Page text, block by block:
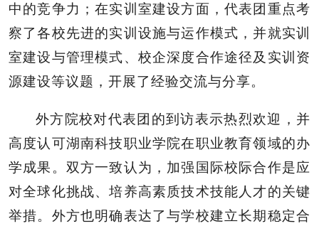
中的竞争力；在实训室建设方面，代表团重点考
察了各校先进的实训设施与运作模式，并就实训
室建设与管理模式、校企深度合作途径及实训资
源建设等议题，开展了经验交流与分享。
外方院校对代表团的到访表示热烈欢迎，并
高度认可湖南科技职业学院在职业教育领域的办
学成果。双方一致认为，加强国际校际合作是应
对全球化挑战、培养高素质技术技能人才的关键
举措。外方也明确表达了与学校建立长期稳定合